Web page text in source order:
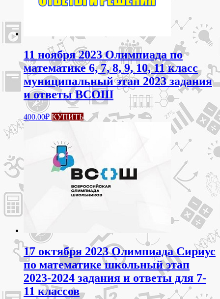
11 ноября 2023 Олимпиада по
математике 6, 7, 8, 9, 10, 11 класс
муниципальный этап 2023 задания
и ответы ВСОШ
400.00₽ КУПИТЬЭтот
товар
можно
выбрать
на
странице
17 октября 2023 Олимпиада Сириус
по математике школьный этап
2023-2024 задания и ответы для 7-
11 классов